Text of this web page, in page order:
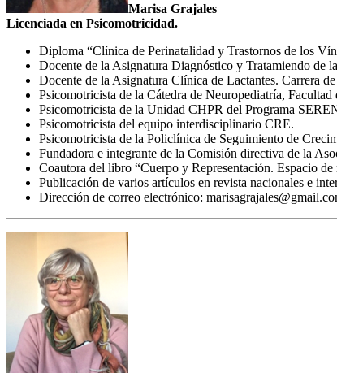
Marisa Grajales
Licenciada en Psicomotricidad.
Diploma “Clínica de Perinatalidad y Trastornos de los
Docente de la Asignatura Diagnóstico y Tratamiendo
Docente de la Asignatura Clínica de Lactantes. Carrera
Psicomotricista de la Cátedra de Neuropediatría,
Psicomotricista de la Unidad CHPR del Programa
Psicomotricista del equipo interdisciplinario CRE.
Psicomotricista de la Policlínica de Seguimiento de
Fundadora e integrante de la Comisión directiva de la
Coautora del libro “Cuerpo y Representación. Espacio
Publicación de varios artículos en revista nacionales e
Dirección de correo electrónico: